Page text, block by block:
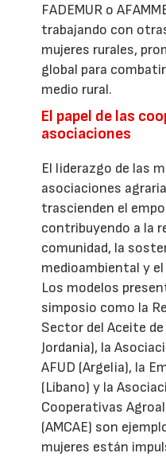
FADEMUR o
trabajando con
mujeres rurales,
global para
medio rural.
El papel de las
asociaciones
El liderazgo de las
asociaciones
trascienden el
contribuyendo a la
comunidad, la
medioambiental y
Los modelos
simposio como la
Sector del Aceite
Jordania), la
AFUD (Argelia), la
(Líbano) y la
Cooperativas
(AMCAE) son
mujeres están